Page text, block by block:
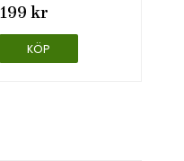
199 kr
KÖP